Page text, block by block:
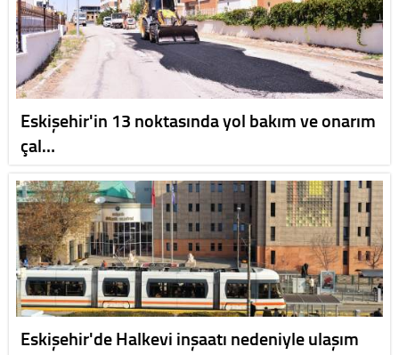
Eskişehir'in 13 noktasında yol bakım ve onarım
çal…
Eskişehir'de Halkevi inşaatı nedeniyle ulaşım